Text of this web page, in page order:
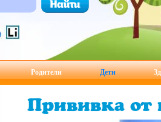
Родители Дети
Прививка от